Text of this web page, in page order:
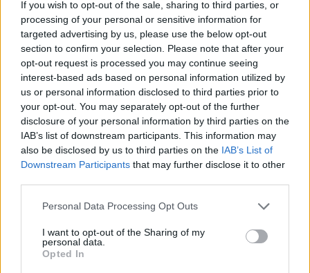
If you wish to opt-out of the sale, sharing to third parties, or
processing of your personal or sensitive information for
targeted advertising by us, please use the below opt-out
section to confirm your selection. Please note that after your
opt-out request is processed you may continue seeing
interest-based ads based on personal information utilized by
us or personal information disclosed to third parties prior to
your opt-out. You may separately opt-out of the further
disclosure of your personal information by third parties on the
IAB’s list of downstream participants. This information may
also be disclosed by us to third parties on the IAB’s List of
Downstream Participants that may further disclose it to other
Personal Data Processing Opt Outs
I want to opt-out of the Sharing of my
personal data.
Opted In
bude základem rodících se akčních plánů, které umožní
pružnější a účelnou péči o citlivé cílové skupiny (senioři,
školní děti atp.) při očekávaném výskytu horkých nebo
mrazových vln.
reklama
V dosavadním systému výstrah v případě teplot byla
zohledňována především hodnota teploty vzduchu a její
případné překročení či podkročení. V přepracovaném
výstražném systému se kombinuje současný vliv teploty
vzduchu, vlhkosti vzduchu, rychlosti větru a krátkovlnného
i dlouhovlnného záření na povrch lidského těla.
Míru tepelné zátěže člověka je možné sledovat nawebu
ČHMÚ.
reklama